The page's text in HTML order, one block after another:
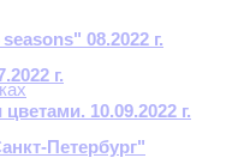
08.2022 г.
г.
10.09.2022 г.
Петербург"